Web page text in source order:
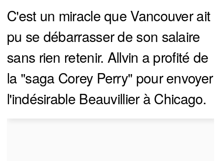
C'est un miracle que Vancouver ait
pu se débarrasser de son salaire
sans rien retenir. Allvin a profité de
la "saga Corey Perry" pour envoyer
l'indésirable Beauvillier à Chicago.